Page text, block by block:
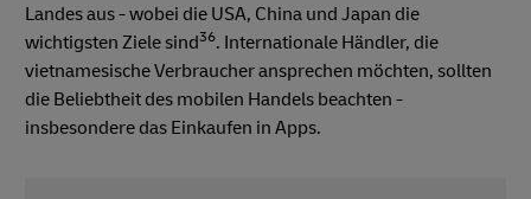
Landes aus - wobei die USA, China und Japan die
wichtigsten Ziele sind36. Internationale Händler, die
vietnamesische Verbraucher ansprechen möchten, sollten
die Beliebtheit des mobilen Handels beachten -
insbesondere das Einkaufen in Apps.